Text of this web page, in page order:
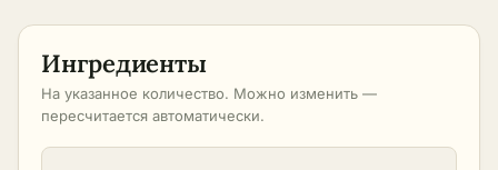
Ингредиенты
На указанное количество. Можно изменить —
пересчитается автоматически.